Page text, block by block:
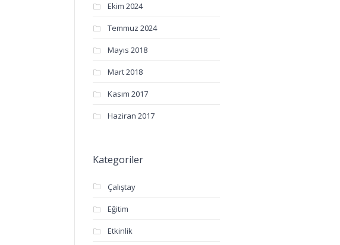
Ekim 2024
Temmuz 2024
Mayıs 2018
Mart 2018
Kasım 2017
Haziran 2017
Kategoriler
Çalıştay
Eğitim
Etkinlik